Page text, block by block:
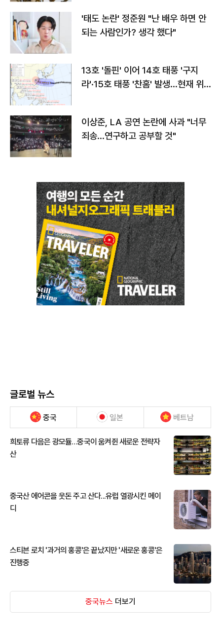
'태도 논란' 정준원 "난 배우 하면 안
되는 사람인가? 생각 했다"
13호 '돌핀' 이어 14호 태풍 '구지
라'·15호 태풍 '찬홈' 발생…현재 위
이상준, LA 공연 논란에 사과 "너무
죄송…연구하고 공부할 것"
글로벌 뉴스
중국 일본 베트남
희토류 다음은 광모듈…중국이 움켜쥔 새로운 전략자
산
중국산 에어콘을 웃돈 주고 산다...유럽 열광시킨 메이
디
스티븐 로치 '과거의 홍콩'은 끝났지만 '새로운 홍콩'은
진행중
중국뉴스 더보기